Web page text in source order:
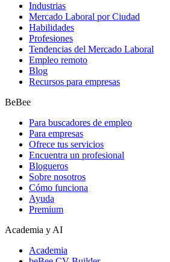
Industrias
Mercado Laboral por Ciudad
Habilidades
Profesiones
Tendencias del Mercado Laboral
Empleo remoto
Blog
Recursos para empresas
BeBee
Para buscadores de empleo
Para empresas
Ofrece tus servicios
Encuentra un profesional
Blogueros
Sobre nosotros
Cómo funciona
Ayuda
Premium
Academia y AI
Academia